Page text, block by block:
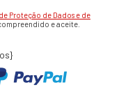
Proteção de Dados e de
e aceite.